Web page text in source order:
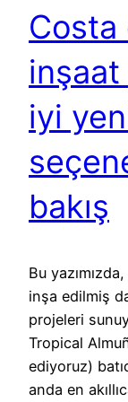
Costa
iyi
bakış
Bu
inşa edilmiş
projeleri
Tropical
ediyoruz)
anda en